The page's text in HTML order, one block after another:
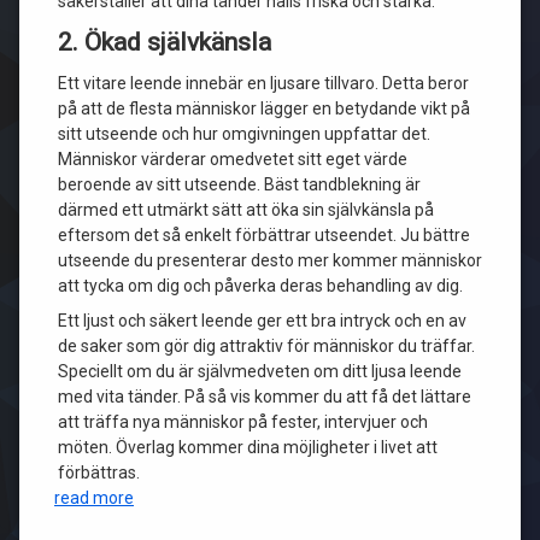
2. Ökad självkänsla
Ett vitare leende innebär en ljusare tillvaro. Detta beror
på att de flesta människor lägger en betydande vikt på
sitt utseende och hur omgivningen uppfattar det.
Människor värderar omedvetet sitt eget värde
beroende av sitt utseende. Bäst tandblekning är
därmed ett utmärkt sätt att öka sin självkänsla på
eftersom det så enkelt förbättrar utseendet. Ju bättre
utseende du presenterar desto mer kommer människor
att tycka om dig och påverka deras behandling av dig.
Ett ljust och säkert leende ger ett bra intryck och en av
de saker som gör dig attraktiv för människor du träffar.
Speciellt om du är självmedveten om ditt ljusa leende
med vita tänder. På så vis kommer du att få det lättare
att träffa nya människor på fester, intervjuer och
möten. Överlag kommer dina möjligheter i livet att
förbättras.
read more